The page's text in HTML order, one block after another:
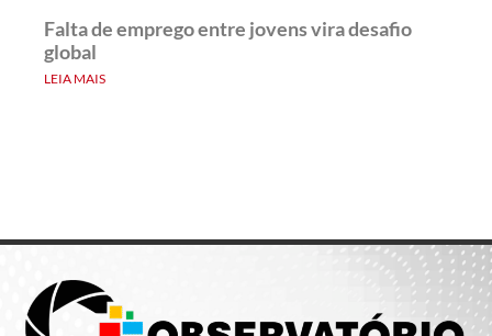
Falta de emprego entre jovens vira desafio
global
LEIA MAIS